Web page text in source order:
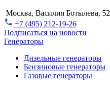
Москва, Василия Ботылева, 52
+7 (495) 212-19-26
Подписаться на новости
Генераторы
Дизельные генераторы
Бензиновые генераторы
Газовые генераторы